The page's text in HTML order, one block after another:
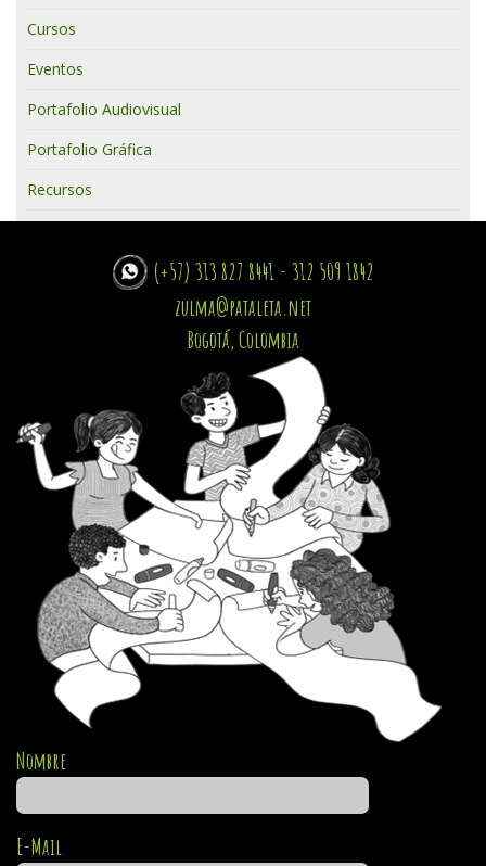
Cursos
Eventos
Portafolio Audiovisual
Portafolio Gráfica
Recursos
(+57) 313 827 8441 - 312 509 1842
zulma@pataleta.net
Bogotá, Colombia
Nombre
E-Mail